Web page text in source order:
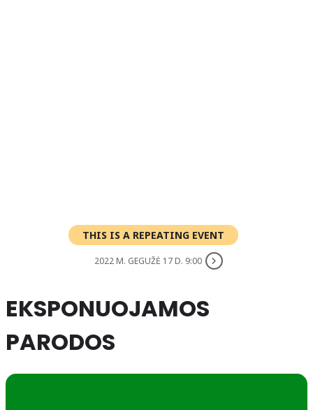
THIS IS A REPEATING EVENT
2022 M. GEGUŽĖ 17 D. 9:00
EKSPONUOJAMOS
PARODOS